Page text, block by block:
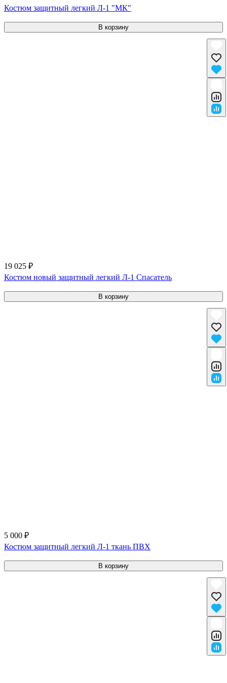
Костюм защитный легкий Л-1 "МК"
В корзину
19 025 ₽
Костюм новый защитный легкий Л-1 Спасатель
В корзину
5 000 ₽
Костюм защитный легкий Л-1 ткань ПВХ
В корзину